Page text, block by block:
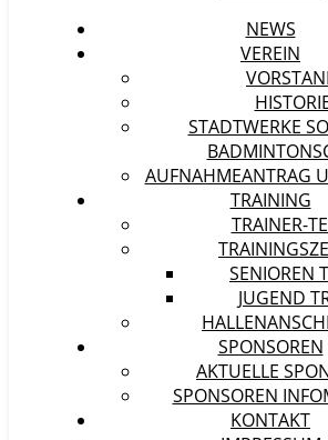
NEWS
VEREIN
STADTWERKE
AUFNAHMEANTRAG
TRAINING
TRAINER-
SENIOREN
JUGEND
SPONSOREN
AKTUELLE
SPONSOREN
KONTAKT